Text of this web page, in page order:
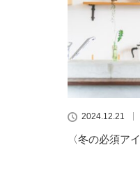
2024.12.21
〈冬の必須ア